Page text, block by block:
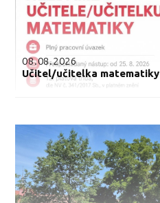
08.08.2026
Učitel/učitelka matematiky